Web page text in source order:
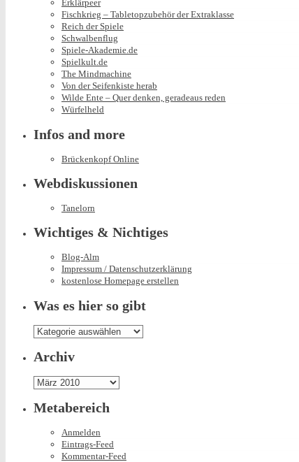
Erklärpeer
Fischkrieg – Tabletopzubehör der Extraklasse
Reich der Spiele
Schwalbenflug
Spiele-Akademie.de
Spielkult.de
The Mindmachine
Von der Seifenkiste herab
Wilde Ente – Quer denken, geradeaus reden
Würfelheld
Infos and more
Brückenkopf Online
Webdiskussionen
Tanelorn
Wichtiges & Nichtiges
Blog-Alm
Impressum / Datenschutzerklärung
kostenlose Homepage erstellen
Was es hier so gibt
Was
es
hier
so
gibt
Archiv
Archiv
Metabereich
Anmelden
Eintrags-Feed
Kommentar-Feed